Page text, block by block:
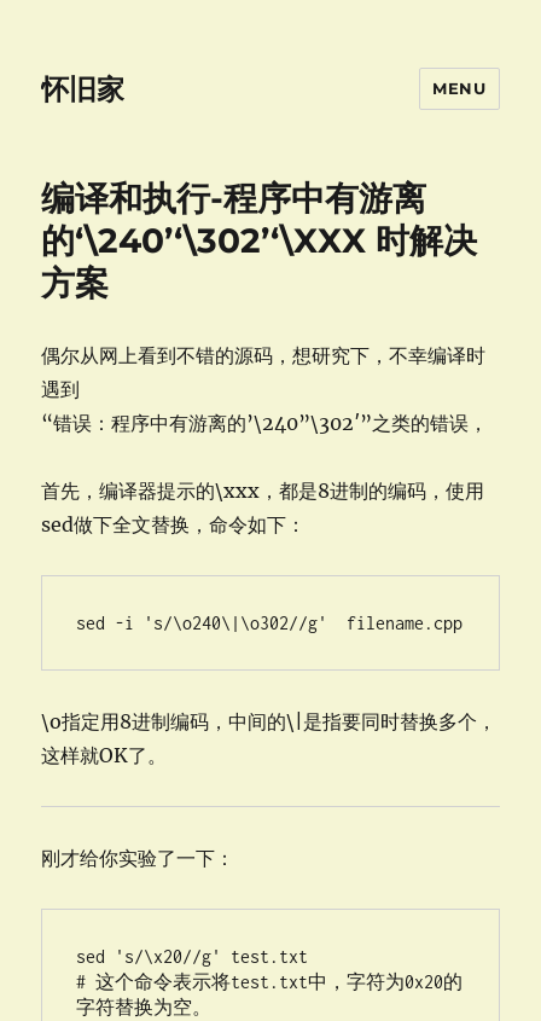
怀旧家 MENU
编译和执行-程序中有游离
的‘\240’‘\302’‘\XXX 时解决
方案
偶尔从网上看到不错的源码，想研究下，不幸编译时
遇到
“错误：程序中有游离的’\240”\302′”之类的错误，
首先，编译器提示的\xxx，都是8进制的编码，使用
sed做下全文替换，命令如下：
sed -i 's/\o240\|\o302//g'  filename.cpp
\o指定用8进制编码，中间的\|是指要同时替换多个，
这样就OK了。
刚才给你实验了一下：
sed 's/\x20//g' test.txt
# 这个命令表示将test.txt中，字符为0x20的
字符替换为空。